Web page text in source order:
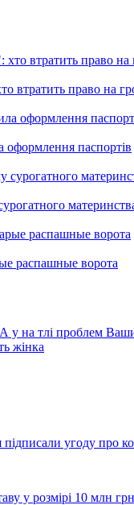
втратить право на
оформлення паспортів
распашные ворота
на тлі проблем
жінка
угоду про
у розмірі 10 млн грн